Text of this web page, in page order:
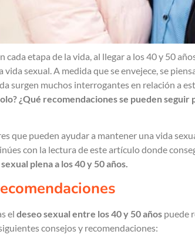
cada etapa de la vida, al llegar a los 40 y 50
vida sexual. A medida que se envejece, se
surgen muchos interrogantes en relación a
¿Qué recomendaciones se pueden
que pueden ayudar a mantener una vida
con la lectura de este artículo donde
plena a los 40 y 50 años.
el deseo sexual entre los 40 y 50 años puede
consejos y recomendaciones: